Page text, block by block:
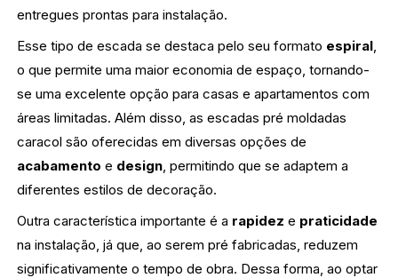
entregues prontas para instalação.
Esse tipo de escada se destaca pelo seu formato espiral,
o que permite uma maior economia de espaço, tornando-
se uma excelente opção para casas e apartamentos com
áreas limitadas. Além disso, as escadas pré moldadas
caracol são oferecidas em diversas opções de
acabamento e design, permitindo que se adaptem a
diferentes estilos de decoração.
Outra característica importante é a rapidez e praticidade
na instalação, já que, ao serem pré fabricadas, reduzem
significativamente o tempo de obra. Dessa forma, ao optar